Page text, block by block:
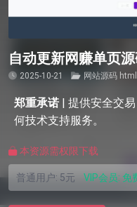
自动更新网赚单页
2025-10-21 网站源码
郑重承诺 | 提供安全交
何技术支持服务。
本资源需权限下载
普通用户: 5元 VIP会员: 免